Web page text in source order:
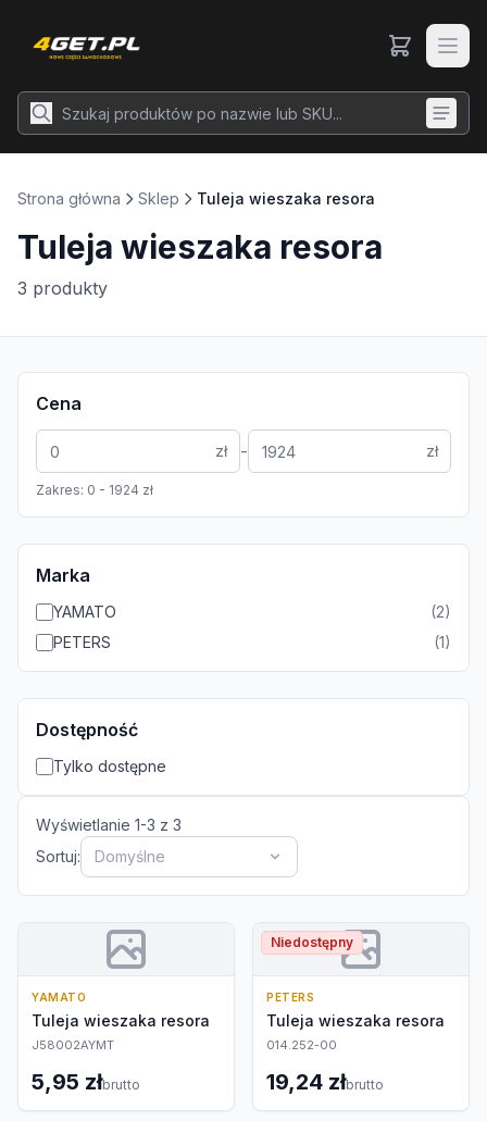
Strona główna Sklep Tuleja wieszaka resora
Tuleja wieszaka resora
3 produkty
Cena
zł - zł
Zakres: 0 - 1924 zł
Marka
YAMATO (2)
PETERS
(1)
Dostępność
Tylko dostępne
Wyświetlanie 1-3 z 3
Sortuj:
Domyślne
YAMATO
Tuleja wieszaka resora
J58002AYMT
5,95 złbrutto
Niedostępny
PETERS
Tuleja wieszaka resora
014.252-00
19,24 złbrutto